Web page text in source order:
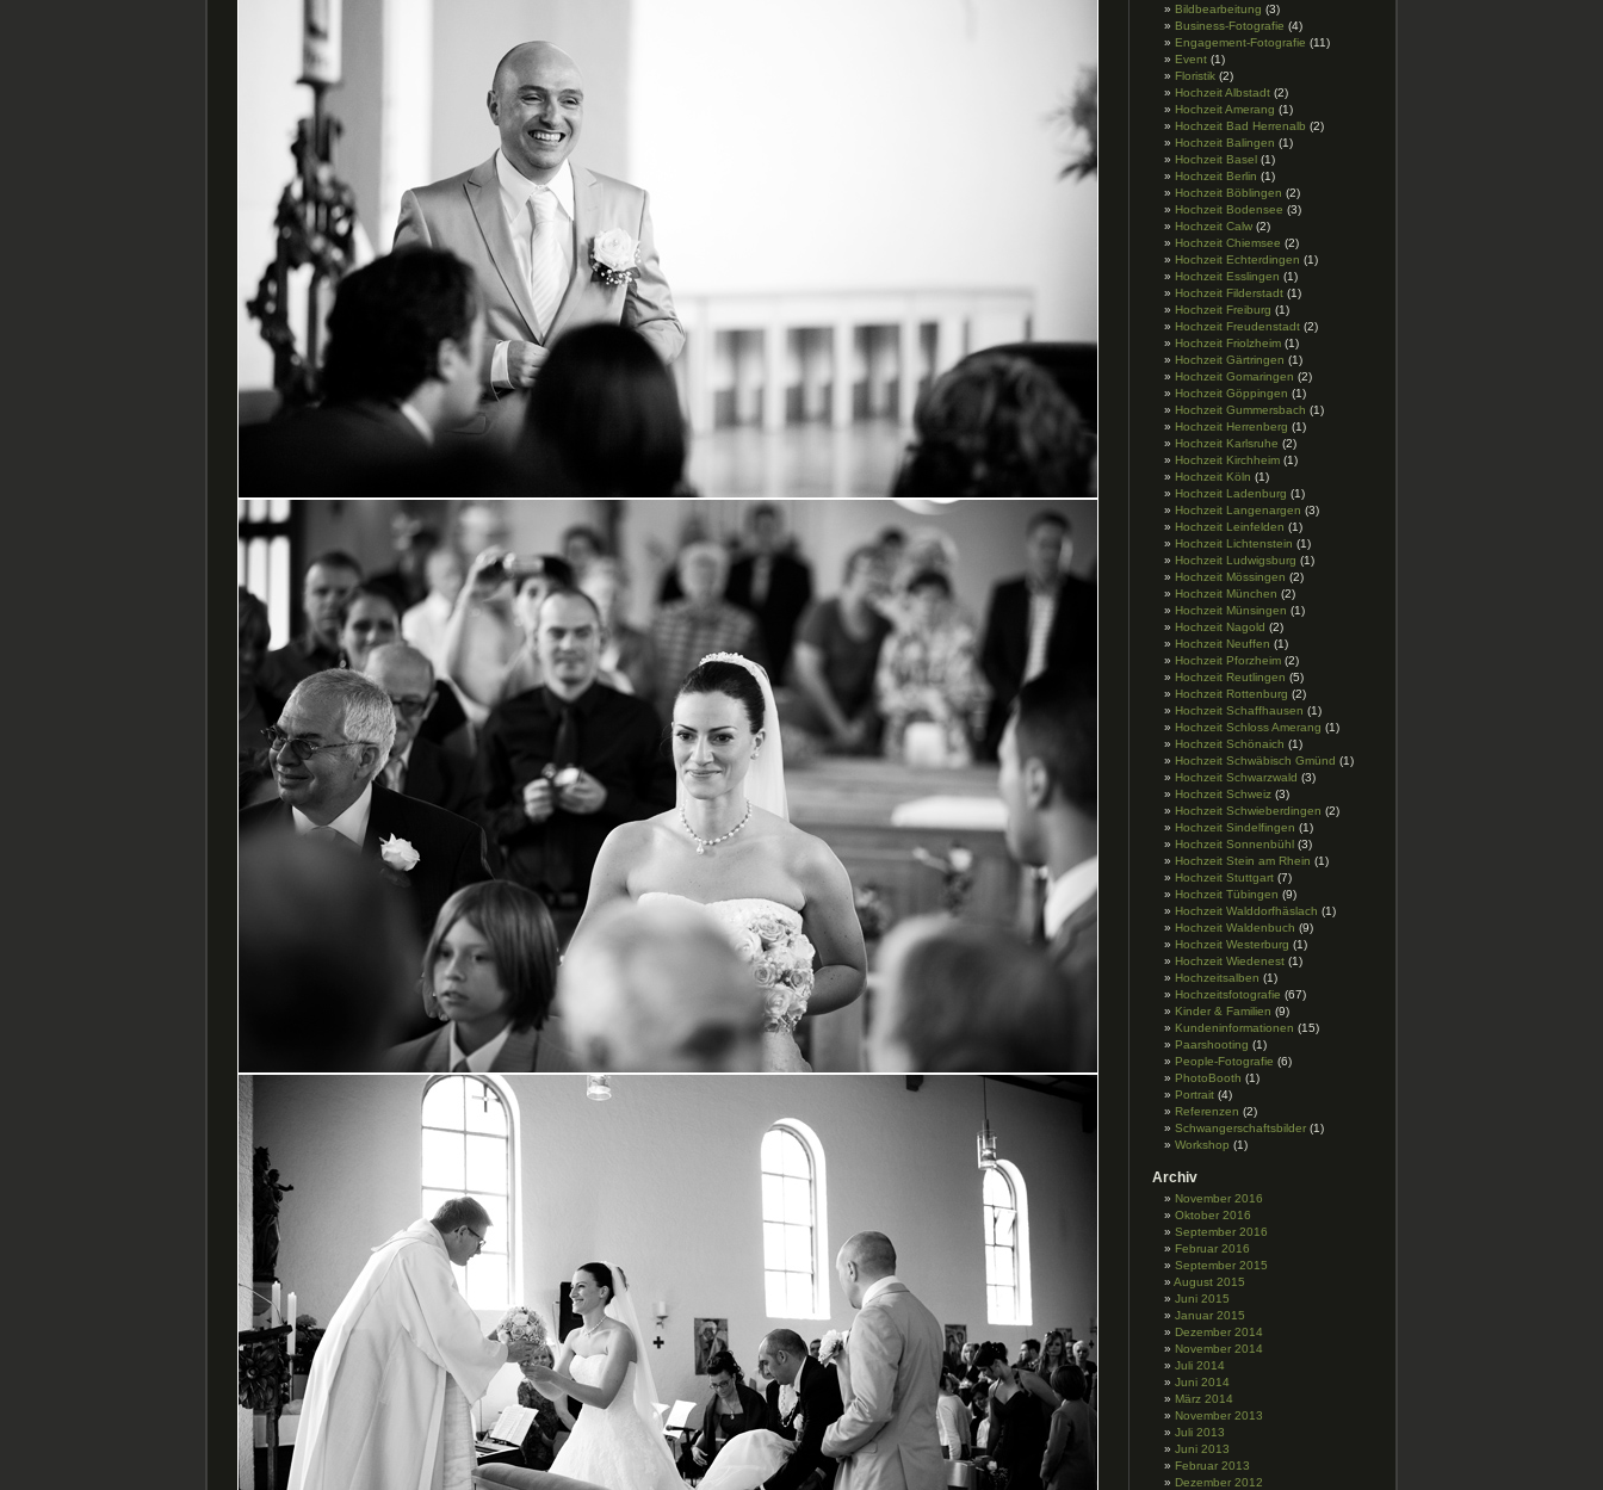
Bildbearbeitung (3)
Business-Fotografie (4)
Engagement-Fotografie (11)
Event (1)
Floristik (2)
Hochzeit Albstadt (2)
Hochzeit Amerang (1)
Hochzeit Bad Herrenalb (2)
Hochzeit Balingen (1)
Hochzeit Basel (1)
Hochzeit Berlin (1)
Hochzeit Böblingen (2)
Hochzeit Bodensee (3)
Hochzeit Calw (2)
Hochzeit Chiemsee (2)
Hochzeit Echterdingen (1)
Hochzeit Esslingen (1)
Hochzeit Filderstadt (1)
Hochzeit Freiburg (1)
Hochzeit Freudenstadt (2)
Hochzeit Friolzheim (1)
Hochzeit Gärtringen (1)
Hochzeit Gomaringen (2)
Hochzeit Göppingen (1)
Hochzeit Gummersbach (1)
Hochzeit Herrenberg (1)
Hochzeit Karlsruhe (2)
Hochzeit Kirchheim (1)
Hochzeit Köln (1)
Hochzeit Ladenburg (1)
Hochzeit Langenargen (3)
Hochzeit Leinfelden (1)
Hochzeit Lichtenstein (1)
Hochzeit Ludwigsburg (1)
Hochzeit Mössingen (2)
Hochzeit München (2)
Hochzeit Münsingen (1)
Hochzeit Nagold (2)
Hochzeit Neuffen (1)
Hochzeit Pforzheim (2)
Hochzeit Reutlingen (5)
Hochzeit Rottenburg (2)
Hochzeit Schaffhausen (1)
Hochzeit Schloss Amerang (1)
Hochzeit Schönaich (1)
Hochzeit Schwäbisch Gmünd (1)
Hochzeit Schwarzwald (3)
Hochzeit Schweiz (3)
Hochzeit Schwieberdingen (2)
Hochzeit Sindelfingen (1)
Hochzeit Sonnenbühl (3)
Hochzeit Stein am Rhein (1)
Hochzeit Stuttgart (7)
Hochzeit Tübingen (9)
Hochzeit Walddorfhäslach (1)
Hochzeit Waldenbuch (9)
Hochzeit Westerburg (1)
Hochzeit Wiedenest (1)
Hochzeitsalben (1)
Hochzeitsfotografie (67)
Kinder & Familien (9)
Kundeninformationen (15)
Paarshooting (1)
People-Fotografie (6)
PhotoBooth (1)
Portrait (4)
Referenzen (2)
Schwangerschaftsbilder (1)
Workshop (1)
Archiv
November 2016
Oktober 2016
September 2016
Februar 2016
September 2015
August 2015
Juni 2015
Januar 2015
Dezember 2014
November 2014
Juli 2014
Juni 2014
März 2014
November 2013
Juli 2013
Juni 2013
Februar 2013
Dezember 2012